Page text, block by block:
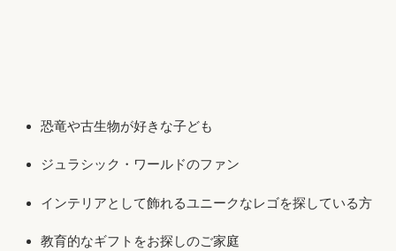
恐竜や古生物が好きな子ども
ジュラシック・ワールドのファン
インテリアとして飾れるユニークなレゴを探している方
教育的なギフトをお探しのご家庭